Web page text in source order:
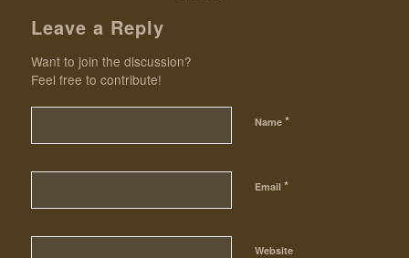
Leave a Reply
Want to join the discussion?
Feel free to contribute!
Name *
Email *
Website